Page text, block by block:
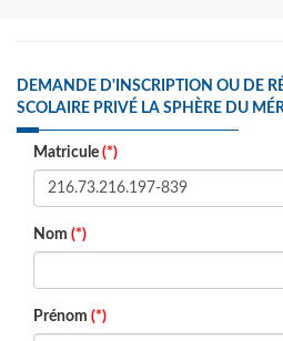
DEMANDE D'INSCRIPTION OU DE
SCOLAIRE PRIVÉ LA SPHÈRE DU
Matricule (*)
Nom (*)
Prénom (*)